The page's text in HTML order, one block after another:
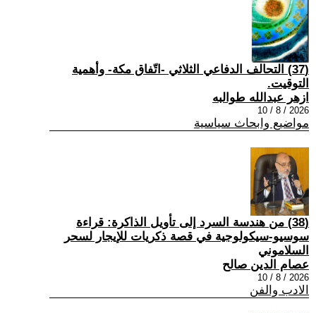
(37) التحالف الدفاعي الثلاثي -اتّفاق مكة- وأهمية
التوقيت.
ازهر عبدالله طوالبه
2026 / 8 / 10
مواضيع وابحاث سياسية
(38) من هندسة السرد إلى تأويل الذاكرة: قراءة
سوسيو-سيكولوجية في قصة ذكريات للإيجار لسحر
السلاموني
عصام الدين صالح
2026 / 8 / 10
الادب والفن